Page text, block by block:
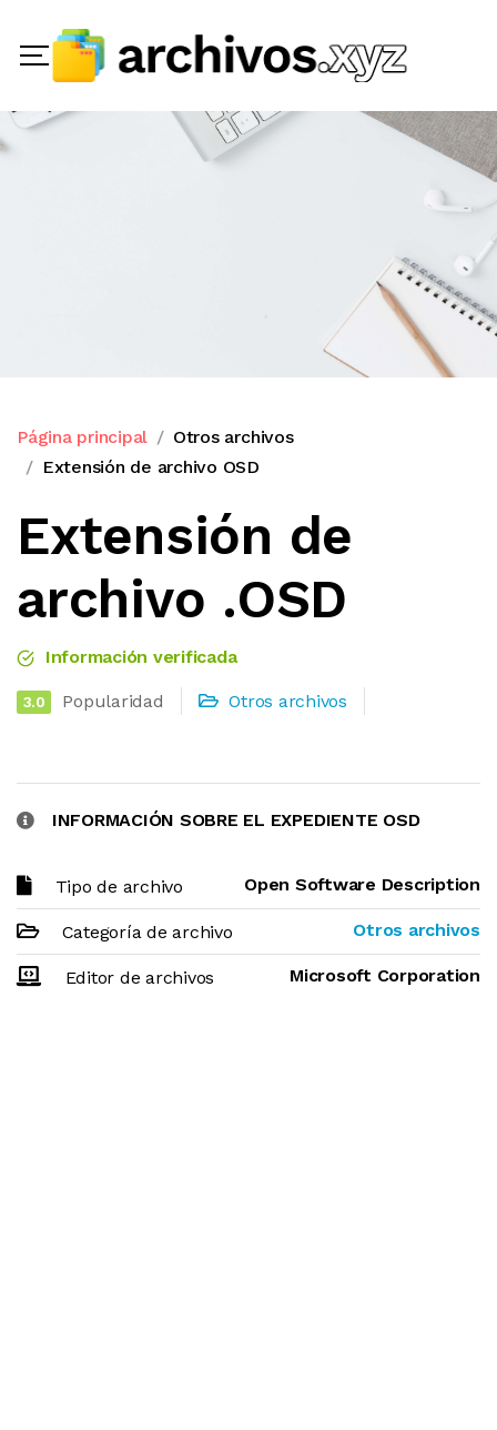
Página principal
Otros archivos
Extensión de archivo OSD
Extensión de
archivo .OSD
Información verificada
3.0 Popularidad Otros archivos
INFORMACIÓN SOBRE EL EXPEDIENTE OSD
Tipo de archivo Open Software Description
Categoría de archivo Otros archivos
Editor de archivos Microsoft Corporation